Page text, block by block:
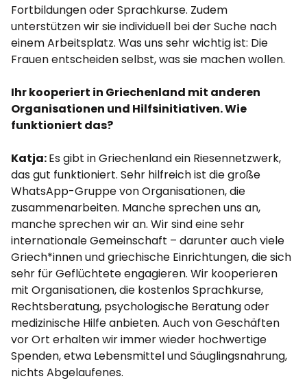
Fortbildungen oder Sprachkurse. Zudem
unterstützen wir sie individuell bei der Suche nach
einem Arbeitsplatz. Was uns sehr wichtig ist: Die
Frauen entscheiden selbst, was sie machen wollen.
Ihr kooperiert in Griechenland mit anderen
Organisationen und Hilfsinitiativen. Wie
funktioniert das?
Katja:Es gibt in Griechenland ein Riesennetzwerk,
das gut funktioniert. Sehr hilfreich ist die große
WhatsApp-Gruppe von Organisationen, die
zusammenarbeiten. Manche sprechen uns an,
manche sprechen wir an. Wir sind eine sehr
internationale Gemeinschaft – darunter auch viele
Griech*innen und griechische Einrichtungen, die sich
sehr für Geflüchtete engagieren. Wir kooperieren
mit Organisationen, die kostenlos Sprachkurse,
Rechtsberatung, psychologische Beratung oder
medizinische Hilfe anbieten. Auch von Geschäften
vor Ort erhalten wir immer wieder hochwertige
Spenden, etwa Lebensmittel und Säuglingsnahrung,
nichts Abgelaufenes.